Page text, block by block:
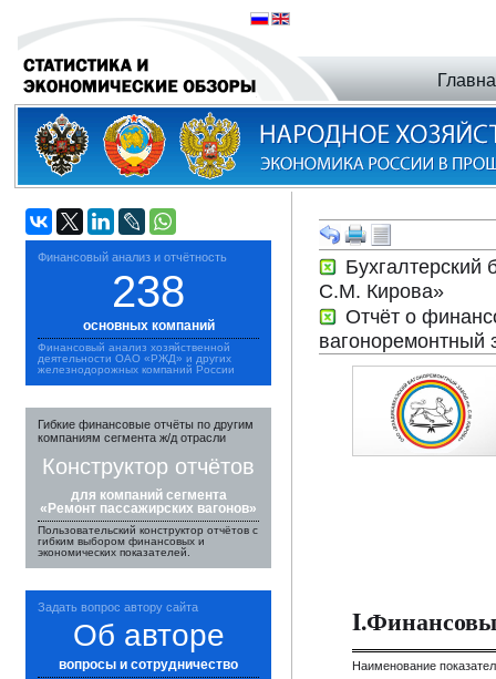
Финансовый анализ и отчётность
238
основных компаний
Финансовый анализ хозяйственной
деятельности ОАО «РЖД» и других
железнодорожных компаний России
Гибкие финансовые отчёты по другим
компаниям сегмента ж/д отрасли
Конструктор отчётов
для компаний сегмента
«Ремонт пассажирских вагонов»
Пользовательский конструктор отчётов с
гибким выбором финансовых и
экономических показателей.
Задать вопрос автору сайта
Об авторе
вопросы и сотрудничество
С.М. Кирова»
Отчёт о
Наименование